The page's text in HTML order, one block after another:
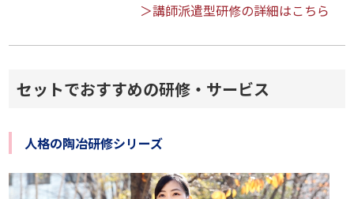
＞講師派遣型研修の詳細はこちら
セットでおすすめの研修・サービス
人格の陶冶研修シリーズ